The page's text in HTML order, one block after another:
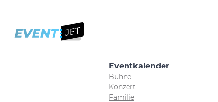
Eventkalender
Bühne
Konzert
Familie